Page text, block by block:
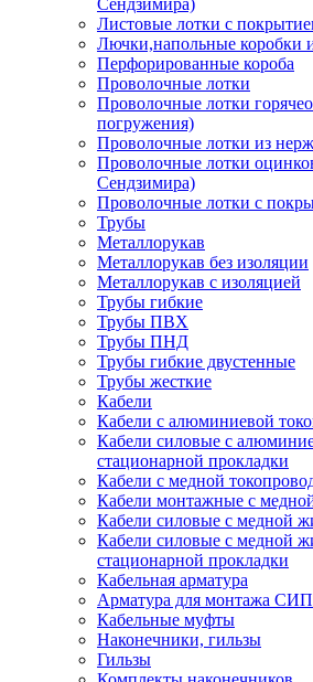
Сендзимира)
Листовые лотки с
Лючки,напольные коробки
Перфорированные короба
Проволочные лотки
Проволочные лотки
погружения)
Проволочные лотки из
Проволочные лотки
Сендзимира)
Проволочные лотки с
Трубы
Металлорукав
Металлорукав без изоляции
Металлорукав с изоляцией
Трубы гибкие
Трубы ПВХ
Трубы ПНД
Трубы гибкие двустенные
Трубы жесткие
Кабели
Кабели с алюминиевой
Кабели силовые с
стационарной прокладки
Кабели с медной
Кабели монтажные с
Кабели силовые с медной
Кабели силовые с медной
стационарной прокладки
Кабельная арматура
Арматура для монтажа СИП
Кабельные муфты
Наконечники, гильзы
Гильзы